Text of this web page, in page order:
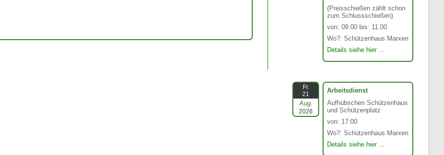
(Preisschießen zählt schon
zum Schlussschießen)
von: 09.00 bis: 11.00
Wo?: Schützenhaus Marxen
Details siehe hier ...
Fr.
21
Aug.
2026
Arbeitsdienst
Aufhübschen Schützenhaus
und Schützenplatz
von: 17:00
Wo?: Schützenhaus Marxen
Details siehe hier ...